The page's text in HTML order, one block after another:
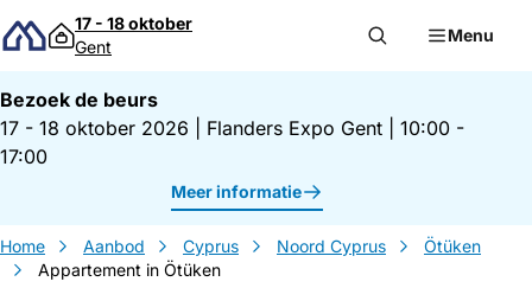
Direct naar inhoud
17 - 18 oktober
Gent
Menu
Bezoek de beurs
17 - 18 oktober 2026
Flanders Expo Gent
10:00 -
17:00
Meer informatie
Home Aanbod Cyprus Noord Cyprus
Ötüken
Appartement in Ötüken